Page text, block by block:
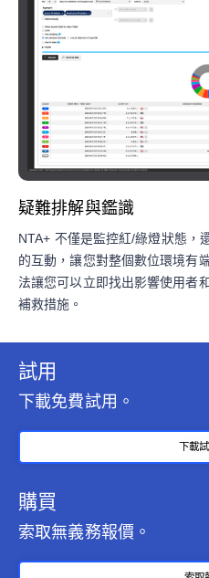
疑難排解與鑑識
NTA+ 不僅是監控紅/綠燈狀態，
的互動，讓您對整個數位環境有
法讓您可以立即找出影響使用者
補救措施。
試用
下載免費試用。
下載
購買
索取無義務報價。